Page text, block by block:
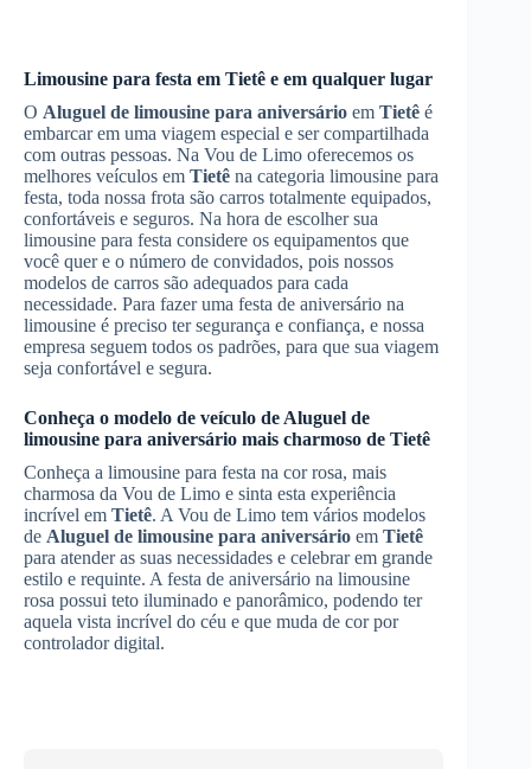
Limousine para festa em Tietê e em qualquer lugar
O Aluguel de limousine para aniversário em Tietê é
embarcar em uma viagem especial e ser compartilhada
com outras pessoas. Na Vou de Limo oferecemos os
melhores veículos em Tietê na categoria limousine para
festa, toda nossa frota são carros totalmente equipados,
confortáveis e seguros. Na hora de escolher sua
limousine para festa considere os equipamentos que
você quer e o número de convidados, pois nossos
modelos de carros são adequados para cada
necessidade. Para fazer uma festa de aniversário na
limousine é preciso ter segurança e confiança, e nossa
empresa seguem todos os padrões, para que sua viagem
seja confortável e segura.
Conheça o modelo de veículo de Aluguel de
limousine para aniversário mais charmoso de Tietê
Conheça a limousine para festa na cor rosa, mais
charmosa da Vou de Limo e sinta esta experiência
incrível em Tietê. A Vou de Limo tem vários modelos
de Aluguel de limousine para aniversário em Tietê
para atender as suas necessidades e celebrar em grande
estilo e requinte. A festa de aniversário na limousine
rosa possui teto iluminado e panorâmico, podendo ter
aquela vista incrível do céu e que muda de cor por
controlador digital.